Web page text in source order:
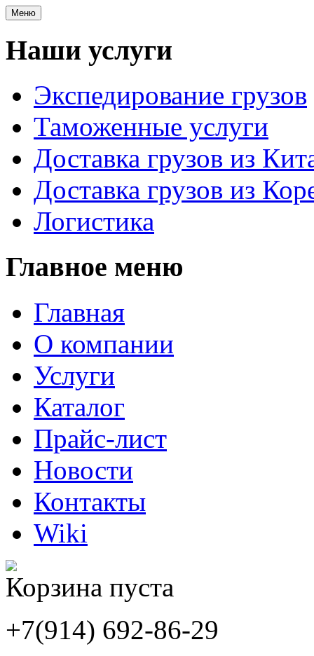
Меню
Наши услуги
Экспедирование грузов
Таможенные услуги
Доставка грузов из
Доставка грузов из
Логистика
Главное меню
Главная
О компании
Услуги
Каталог
Прайс-лист
Новости
Контакты
Wiki
Корзина пуста
+7(914) 692-86-29